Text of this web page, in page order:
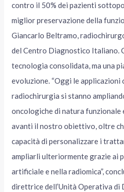
contro il 50% dei pazienti
miglior preservazione della
Giancarlo Beltramo,
del Centro Diagnostico Italiano.
tecnologia consolidata, ma una
evoluzione. “Oggi le applicazioni
radiochirurgia si stanno
oncologiche di natura funzionale
avanti il nostro obiettivo, oltre
capacità di personalizzare i
ampliarli ulteriormente grazie ai
artificiale e nella radiomica”,
direttrice dell’Unità Operativa di